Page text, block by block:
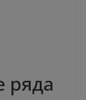
ряда